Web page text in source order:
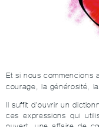
Et si nous commencions
courage, la générosité,
Il suffit d’ouvrir un
ces expressions qui